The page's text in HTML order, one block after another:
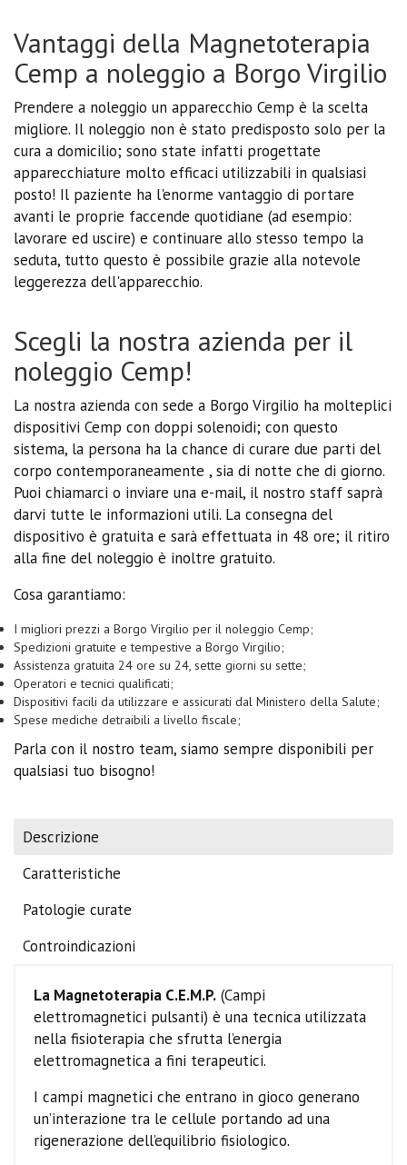
Vantaggi della Magnetoterapia
Cemp a noleggio a Borgo Virgilio
Prendere a noleggio un apparecchio Cemp è la scelta
migliore. Il noleggio non è stato predisposto solo per la
cura a domicilio; sono state infatti progettate
apparecchiature molto efficaci utilizzabili in qualsiasi
posto! Il paziente ha l'enorme vantaggio di portare
avanti le proprie faccende quotidiane (ad esempio:
lavorare ed uscire) e continuare allo stesso tempo la
seduta, tutto questo è possibile grazie alla notevole
leggerezza dell'apparecchio.
Scegli la nostra azienda per il
noleggio Cemp!
La nostra azienda con sede a Borgo Virgilio ha molteplici
dispositivi Cemp con doppi solenoidi; con questo
sistema, la persona ha la chance di curare due parti del
corpo contemporaneamente , sia di notte che di giorno.
Puoi chiamarci o inviare una e-mail, il nostro staff saprà
darvi tutte le informazioni utili. La consegna del
dispositivo è gratuita e sarà effettuata in 48 ore; il ritiro
alla fine del noleggio è inoltre gratuito.
Cosa garantiamo:
I migliori prezzi a Borgo Virgilio per il noleggio Cemp;
Spedizioni gratuite e tempestive a Borgo Virgilio;
Assistenza gratuita 24 ore su 24, sette giorni su sette;
Operatori e tecnici qualificati;
Dispositivi facili da utilizzare e assicurati dal Ministero della Salute;
Spese mediche detraibili a livello fiscale;
Parla con il nostro team, siamo sempre disponibili per
qualsiasi tuo bisogno!
Descrizione
Caratteristiche
Patologie curate
Controindicazioni
La Magnetoterapia C.E.M.P. (Campi
elettromagnetici pulsanti) è una tecnica utilizzata
nella fisioterapia che sfrutta l’energia
elettromagnetica a fini terapeutici.
I campi magnetici che entrano in gioco generano
un’interazione tra le cellule portando ad una
rigenerazione dell’equilibrio fisiologico.